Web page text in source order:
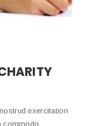
exercitation
commodo